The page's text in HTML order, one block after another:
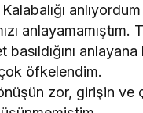
anlayana
öfkelendim.
zor, girişin ve